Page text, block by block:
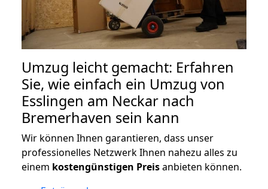
Umzug leicht gemacht: Erfahren
Sie, wie einfach ein Umzug von
Esslingen am Neckar nach
Bremerhaven sein kann
Wir können Ihnen garantieren, dass unser
professionelles Netzwerk Ihnen nahezu alles zu
einem kostengünstigen Preisanbieten können.